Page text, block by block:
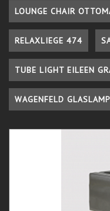
LOUNGE CHAIR
RELAXLIEGE 474
TUBE LIGHT EILEEN
WAGENFELD